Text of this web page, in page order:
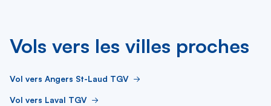
Vols vers les villes proches
Vol vers Angers St-Laud TGV
Vol vers Laval TGV